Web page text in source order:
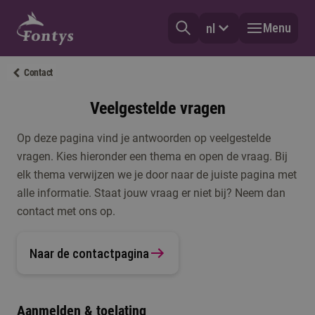
nl Menu
Contact
Veelgestelde vragen
Op deze pagina vind je antwoorden op veelgestelde
vragen. Kies hieronder een thema en open de vraag. Bij
elk thema verwijzen we je door naar de juiste pagina met
alle informatie. Staat jouw vraag er niet bij? Neem dan
contact met ons op.
Naar de contactpagina
Aanmelden & toelating